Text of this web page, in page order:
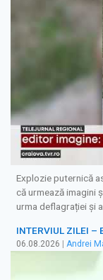
Explozie puternică
că urmează imagini
urma deflagrației și
INTERVIUL ZILEI –
06.08.2026 Andrei